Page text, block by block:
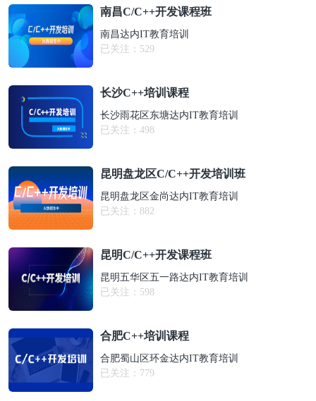
南昌C/C++开发课程班
南昌达内IT教育培训
已关注： 529
长沙C++培训课程
长沙雨花区东塘达内IT教育培训
已关注： 498
昆明盘龙区C/C++开发培训班
昆明盘龙区金尚达内IT教育培训
已关注： 882
昆明C/C++开发课程班
昆明五华区五一路达内IT教育培训
已关注： 598
合肥C++培训课程
合肥蜀山区环金达内IT教育培训
已关注： 779